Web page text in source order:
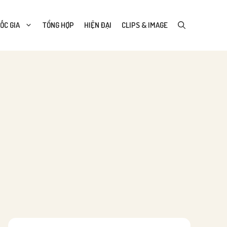
GIA TỔNG HỢP HIỆN ĐẠI CLIPS & IMAGE